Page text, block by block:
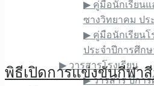
▶︎ คู่มือนักเรียนแ
ซางวิทยาคม ปร
▶︎ คู่มือนักเรียนโ
ประจำปีการศึกษ
▶︎ วารสารโรงเรียน
▶︎ วารสาร ปีกา
พิธีเปิดการแข่งขันกีฬา